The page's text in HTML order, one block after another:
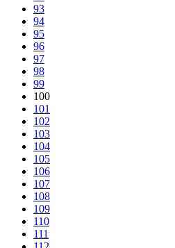
93
94
95
96
97
98
99
100
101
102
103
104
105
106
107
108
109
110
111